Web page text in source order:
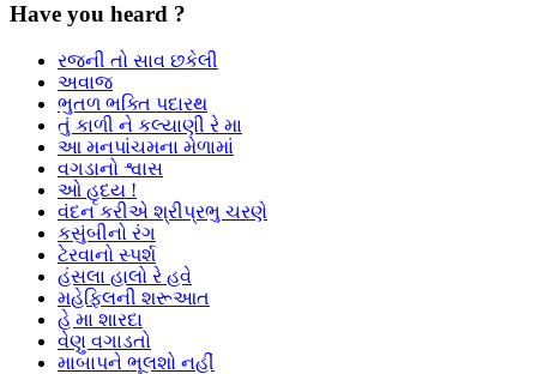
Have you heard ?
રજની તો સાવ છકેલી
અવાજ
ભુતળ ભક્તિ પદારથ
તું કાળી ને કલ્યાણી રે મા
આ મનપાંચમના મેળામાં
વગડાનો શ્વાસ
ઓ હૃદય !
વંદન કરીએ શ્રીપ્રભુ ચરણે
કસુંબીનો રંગ
ટેરવાનો સ્પર્શ
હંસલા હાલો રે હવે
મહેફિલની શરૂઆત
હે મા શારદા
વેણુ વગાડતો
માબાપને ભૂલશો નહીં